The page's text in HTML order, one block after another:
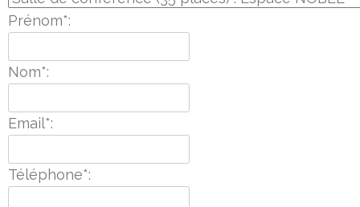
Prénom*:
Nom*:
Email*:
Téléphone*: